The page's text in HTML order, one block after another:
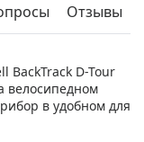
Отзывы
BackTrack D-Tour
велосипедном
в удобном для